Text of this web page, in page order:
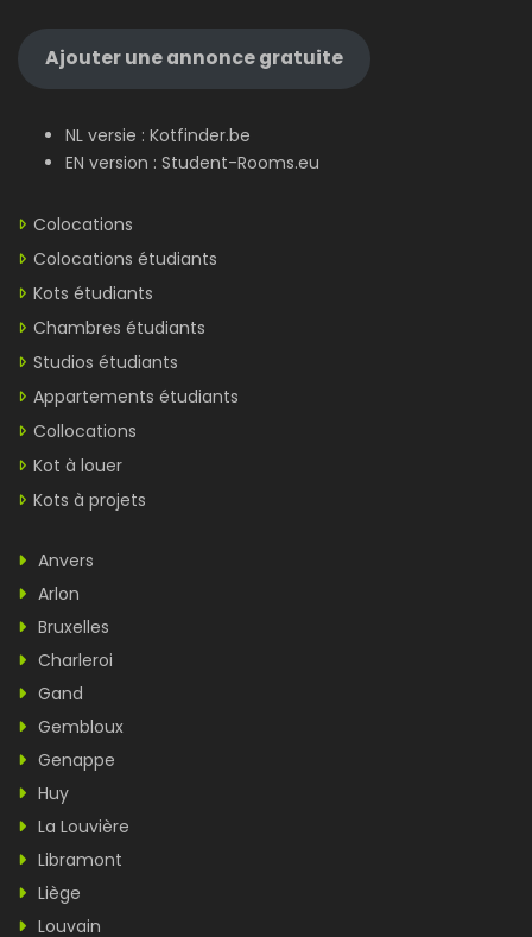
Ajouter une annonce gratuite
NL versie : Kotfinder.be
EN version : Student-Rooms.eu
Colocations
Colocations étudiants
Kots étudiants
Chambres étudiants
Studios étudiants
Appartements étudiants
Collocations
Kot à louer
Kots à projets
Anvers
Arlon
Bruxelles
Charleroi
Gand
Gembloux
Genappe
Huy
La Louvière
Libramont
Liège
Louvain